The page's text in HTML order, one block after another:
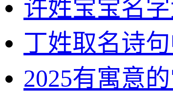
许姓宝宝名
丁姓取名诗
2025有寓意